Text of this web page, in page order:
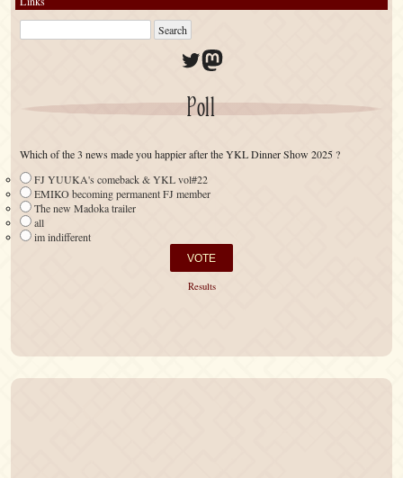
Twitter
Mastodon
Poll
Which of the 3 news made you happier after the YKL Dinner Show 2025 ?
FJ YUUKA's comeback & YKL vol#22
EMIKO becoming permanent FJ member
The new Madoka trailer
all
im indifferent
Results